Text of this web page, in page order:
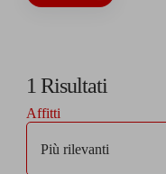
1 Risultati
Affitti
Più rilevanti